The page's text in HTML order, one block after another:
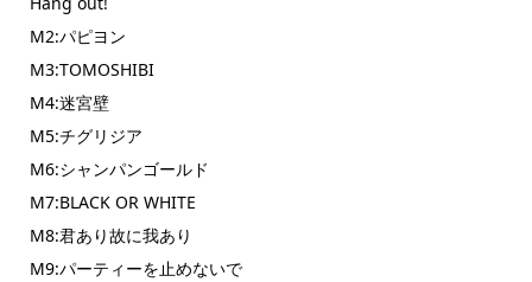
M2:パピヨン
M3:TOMOSHIBI
M4:迷宮壁
M5:チグリジア
M6:シャンパンゴールド
M7:BLACK OR WHITE
M8:君あり故に我あり
M9:パーティーを止めないで